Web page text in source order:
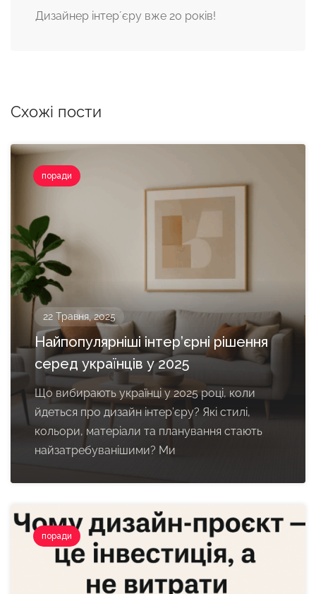
Дизайнер інтерʼєру вже 20 років!
Схожі пости
поради
22 Травня, 2025
Найпопулярніші інтер’єрні рішення
серед українців у 2025
Що вибирають українці у 2025 році, коли
йдеться про дизайн інтер’єру? Які стилі,
кольори, матеріали та планування стають
найзатребуванішими? Ми
поради